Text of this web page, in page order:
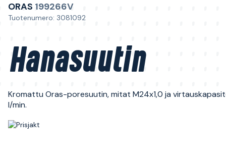
ORAS 199266V
Tuotenumero: 3081092
Hanasuutin
Kromattu Oras-poresuutin, mitat M24x1,0 ja
l/min.